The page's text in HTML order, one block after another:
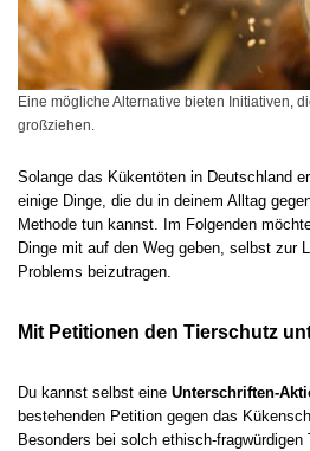
Eine mögliche Alternative bieten Initiativen,
großziehen.
Solange das Kükentöten in Deutschland
einige Dinge, die du in deinem Alltag
Methode tun kannst. Im Folgenden
Dinge mit auf den Weg geben, selbst zur
Problems beizutragen.
Mit Petitionen den Tierschutz
Du kannst selbst eine Unterschriften-
bestehenden Petition gegen das
Besonders bei solch ethisch-fragwürdigen